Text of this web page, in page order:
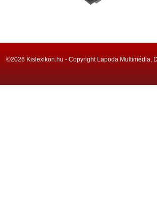
©2026 Kislexikon.hu - Copyright Lapoda Multimédia,